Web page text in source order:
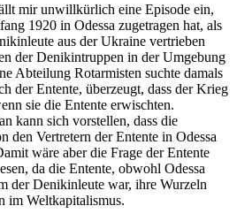
mir unwillkürlich eine Episode ein,
1920 in Odessa zugetragen hat, als
aus der Ukraine vertrieben
der Denikintruppen in der Umgebung
Abteilung Rotarmisten suchte damals
der Entente, überzeugt, dass der Krieg
sie die Entente erwischten.
kann sich vorstellen, dass die
den Vertretern der Entente in Odessa
wäre aber die Frage der Entente
da die Entente, obwohl Odessa
der Denikinleute war, ihre Wurzeln
im Weltkapitalismus.